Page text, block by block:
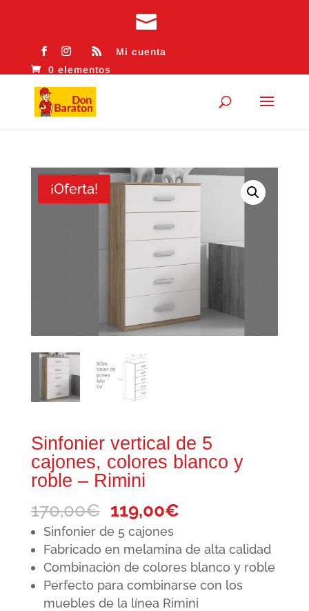
Mi cuenta
0 elementos
¡Oferta!
Sinfonier vertical de 5
cajones, colores blanco y
roble – Rimini
170,00€ El
precio
original
era:
170,00€.
119,00€El
actual
es:
119,00€.
Sinfonier de 5 cajones
Fabricado en melamina de alta calidad
Combinación de colores blanco y roble
Perfecto para combinarse con los
muebles de la línea Rimini